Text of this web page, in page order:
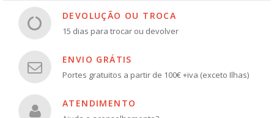
DEVOLUÇÃO OU TROCA
15 dias para trocar ou devolver
ENVIO GRÁTIS
Portes gratuitos a partir de 100€ +iva (exceto Ilhas)
ATENDIMENTO